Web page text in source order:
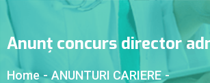
Anunț concurs director
Home - ANUNTURI CARIERE -